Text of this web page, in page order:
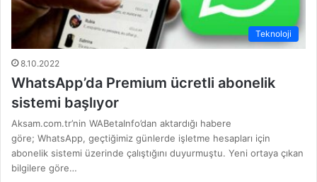
Teknoloji
8.10.2022
WhatsApp’da Premium ücretli abonelik
sistemi başlıyor
Aksam.com.tr’nin WABetaInfo’dan aktardığı habere
göre; WhatsApp, geçtiğimiz günlerde işletme hesapları için
abonelik sistemi üzerinde çalıştığını duyurmuştu. Yeni ortaya çıkan
bilgilere göre…